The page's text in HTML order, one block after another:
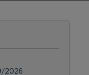
2026